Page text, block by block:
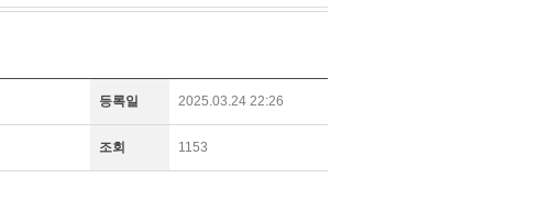
등록일 2025.03.24 22:26
조회 1153